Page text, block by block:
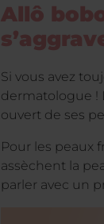
Allô
Si vous avez
dermatologue !
ouvert de ses
Pour les peaux
assèchent la
parler avec un